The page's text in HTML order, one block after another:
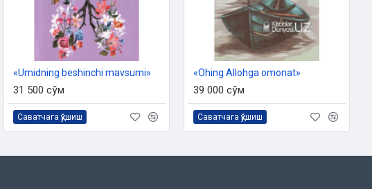
«Umidning beshinchi mavsumi»
31 500 сўм
Саватчага қўшиш
«Ohing Allohga omonat»
39 000 сўм
Саватчага қўшиш